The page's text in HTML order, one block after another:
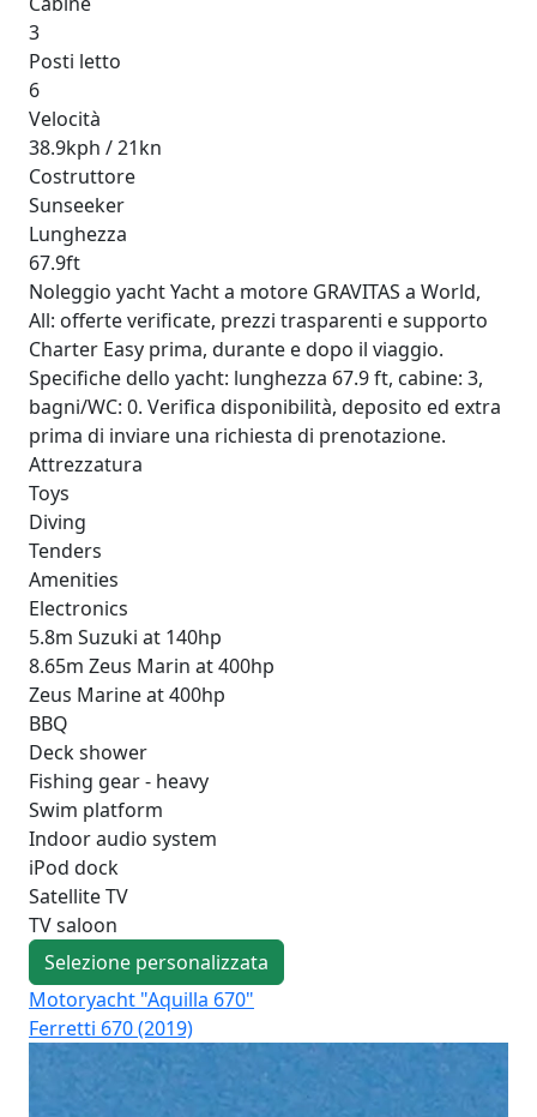
3
Posti letto
6
Velocità
38.9kph / 21kn
Costruttore
Sunseeker
Lunghezza
67.9ft
Noleggio yacht Yacht a motore GRAVITAS a World,
All: offerte verificate, prezzi trasparenti e supporto
Charter Easy prima, durante e dopo il viaggio.
Specifiche dello yacht: lunghezza 67.9 ft, cabine: 3,
bagni/WC: 0. Verifica disponibilità, deposito ed extra
prima di inviare una richiesta di prenotazione.
Attrezzatura
Toys
Diving
Tenders
Amenities
Electronics
5.8m Suzuki at 140hp
8.65m Zeus Marin at 400hp
Zeus Marine at 400hp
BBQ
Deck shower
Fishing gear - heavy
Swim platform
Indoor audio system
iPod dock
Satellite TV
TV saloon
Selezione personalizzata
Motoryacht "Aquilla 670"
Ferretti 670 (2019)